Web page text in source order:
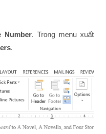
Number. Trong menu xuất
.